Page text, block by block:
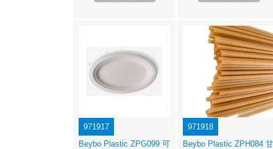
971917
Beybo Plastic ZPG099 可
971918
Beybo Plastic ZPH084 甘